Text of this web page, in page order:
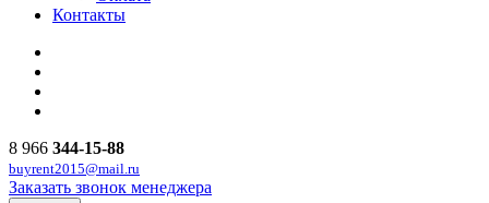
Контакты
8 966 344-15-88
buyrent2015@mail.ru
Заказать звонок менеджера